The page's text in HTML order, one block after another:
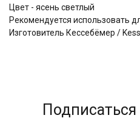
Цвет - ясень светлый
Рекомендуется использовать
Изготовитель Кессебёмер /